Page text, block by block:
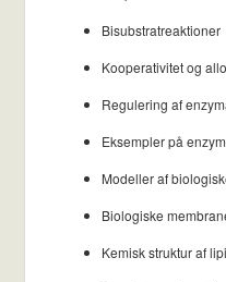
Bisubstratreaktioner
Kooperativitet og
Regulering af
Eksempler på
Modeller af
Biologiske
Kemisk struktur af